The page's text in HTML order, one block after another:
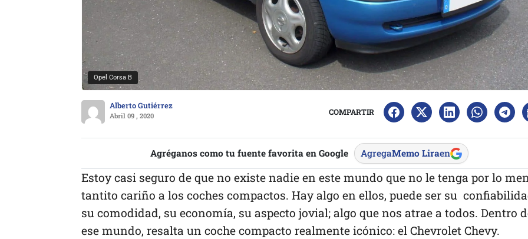
Opel Corsa B
Alberto Gutiérrez
Abril 09 , 2020 COMPARTIR
Agréganos como tu fuente favorita en Google AgregaMemo Liraen
Estoy casi seguro de que no existe nadie en este mundo que no le tenga por lo
tantito cariño a los coches compactos. Hay algo en ellos, puede ser su
su comodidad, su economía, su aspecto jovial; algo que nos atrae a todos. Dentro
ese mundo, resalta un coche compacto realmente icónico: el Chevrolet Chevy.